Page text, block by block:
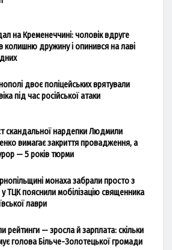
на Кременеччині: чоловік вдруге
колишню дружину і опинився на лаві
двоє поліцейських врятували
під час російської атаки
скандальної нардепки Людмили
вимагає закриття провадження, а
— 5 років тюрми
монаха забрали просто з
ТЦК пояснили мобілізацію священника
лаври
рейтинги — зросла й зарплата: скільки
голова Більче-Золотецької громади